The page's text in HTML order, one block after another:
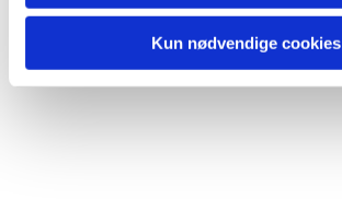
Kun nødvendige cookies